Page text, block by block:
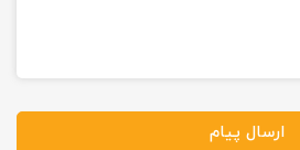
ارسال پیام